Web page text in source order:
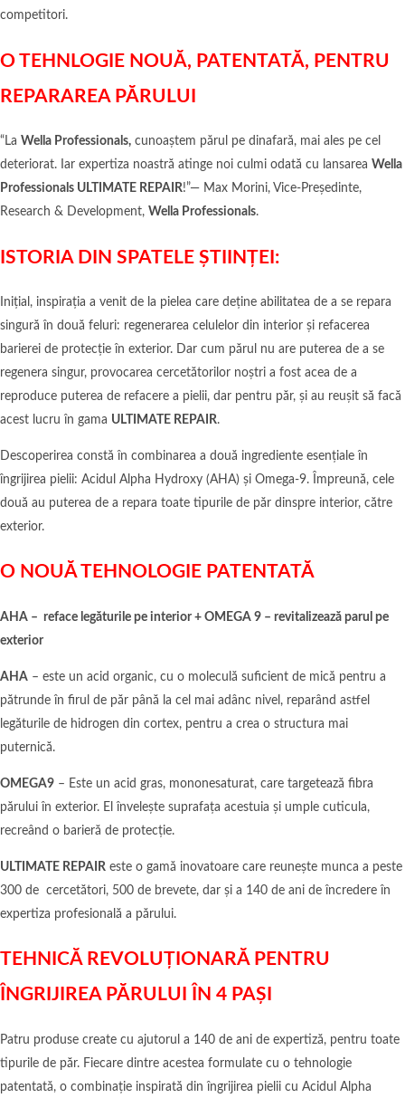
competitori.
O TEHNLOGIE NOUĂ, PATENTATĂ, PENTRU
REPARAREA PĂRULUI
“La Wella Professionals, cunoaștem părul pe dinafară, mai ales pe cel
deteriorat. Iar expertiza noastră atinge noi culmi odată cu lansarea Wella
Professionals ULTIMATE REPAIR!”— Max Morini, Vice-Președinte,
Research & Development, Wella Professionals.
ISTORIA DIN SPATELE ȘTIINȚEI:
Inițial, inspirația a venit de la pielea care deține abilitatea de a se repara
singură în două feluri: regenerarea celulelor din interior și refacerea
barierei de protecție în exterior. Dar cum părul nu are puterea de a se
regenera singur, provocarea cercetătorilor noștri a fost acea de a
reproduce puterea de refacere a pielii, dar pentru păr, și au reușit să facă
acest lucru în gama ULTIMATE REPAIR.
Descoperirea constă în combinarea a două ingrediente esențiale în
îngrijirea pielii: Acidul Alpha Hydroxy (AHA) și Omega-9. Împreună, cele
două au puterea de a repara toate tipurile de păr dinspre interior, către
exterior.
O NOUĂ TEHNOLOGIE PATENTATĂ
AHA – reface legăturile pe interior + OMEGA 9 – revitalizează parul pe
exterior
AHA – este un acid organic, cu o moleculă suficient de mică pentru a
pătrunde în firul de păr până la cel mai adânc nivel, reparând astfel
legăturile de hidrogen din cortex, pentru a crea o structura mai
puternică.
OMEGA9 – Este un acid gras, mononesaturat, care targetează fibra
părului în exterior. El învelește suprafața acestuia și umple cuticula,
recreând o barieră de protecție.
ULTIMATE REPAIR este o gamă inovatoare care reunește munca a peste
300 de cercetători, 500 de brevete, dar și a 140 de ani de încredere în
expertiza profesională a părului.
TEHNICĂ REVOLUȚIONARĂ PENTRU
ÎNGRIJIREA PĂRULUI ÎN 4 PAȘI
Patru produse create cu ajutorul a 140 de ani de expertiză, pentru toate
tipurile de păr. Fiecare dintre acestea formulate cu o tehnologie
patentată, o combinație inspirată din îngrijirea pielii cu Acidul Alpha